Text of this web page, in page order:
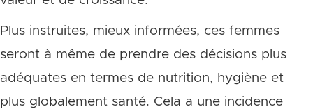
Plus instruites, mieux informées, ces femmes
seront à même de prendre des décisions plus
adéquates en termes de nutrition, hygiène et
plus globalement santé. Cela a une incidence